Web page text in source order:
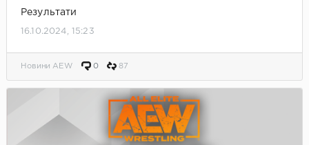
Результати
16.10.2024, 15:23
Новини AEW 0 87